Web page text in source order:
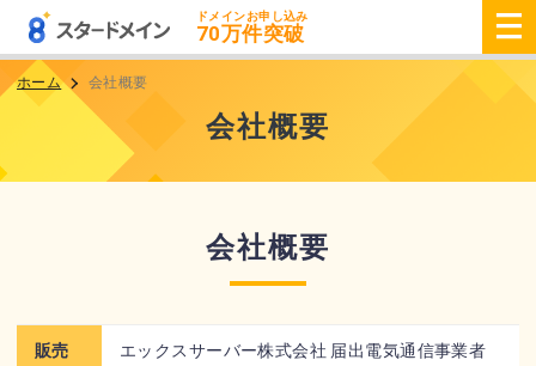
ドメインお申し込み
70万件突破
ホーム 会社概要
会社概要
会社概要
販売
エックスサーバー株式会社 届出電気通信事業者